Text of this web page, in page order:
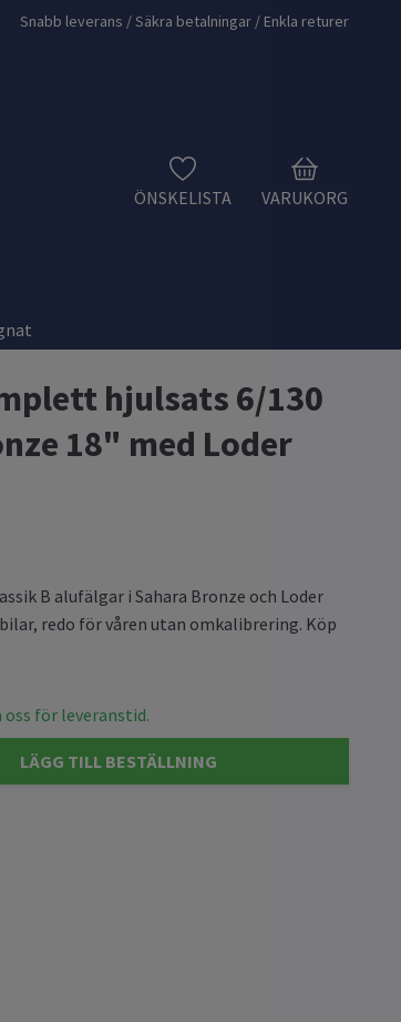
Snabb leverans / Säkra betalningar / Enkla returer
ÖNSKELISTA VARUKORG
hjulsats 6/130
18" med Loder
B alufälgar i Sahara Bronze och Loder
redo för våren utan omkalibrering. Köp
för leveranstid.
LÄGG TILL BESTÄLLNING